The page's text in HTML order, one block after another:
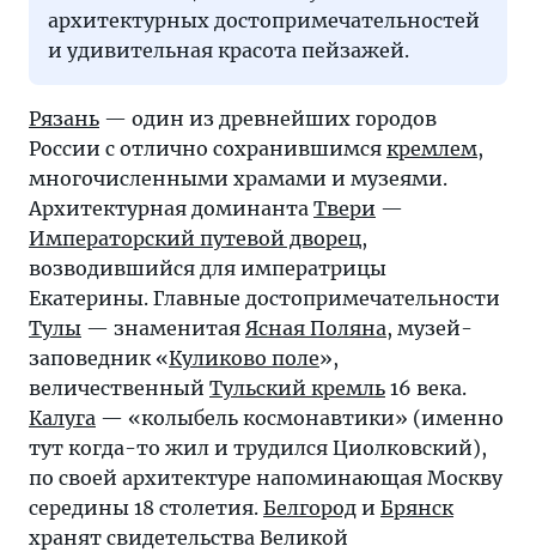
архитектурных достопримечательностей
и удивительная красота пейзажей.
Рязань — один из древнейших городов
России с отлично сохранившимся кремлем,
многочисленными храмами и музеями.
Архитектурная доминанта Твери —
Императорский путевой дворец,
возводившийся для императрицы
Екатерины. Главные достопримечательности
Тулы — знаменитая Ясная Поляна, музей-
заповедник «Куликово поле»,
величественный Тульский кремль 16 века.
Калуга — «колыбель космонавтики» (именно
тут когда-то жил и трудился Циолковский),
по своей архитектуре напоминающая Москву
середины 18 столетия. Белгород и Брянск
хранят свидетельства Великой